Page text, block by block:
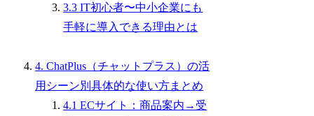
3.3 IT初心者〜中小企業にも
手軽に導入できる理由とは
4. ChatPlus（チャットプラス）の活
用シーン別具体的な使い方まとめ
4.1 ECサイト：商品案内→受